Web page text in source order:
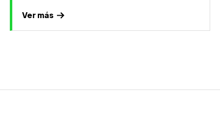
Ver más